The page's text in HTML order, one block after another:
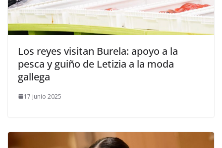
​Los reyes visitan Burela: apoyo a la
pesca y guiño de Letizia a la moda
gallega
17 junio 2025